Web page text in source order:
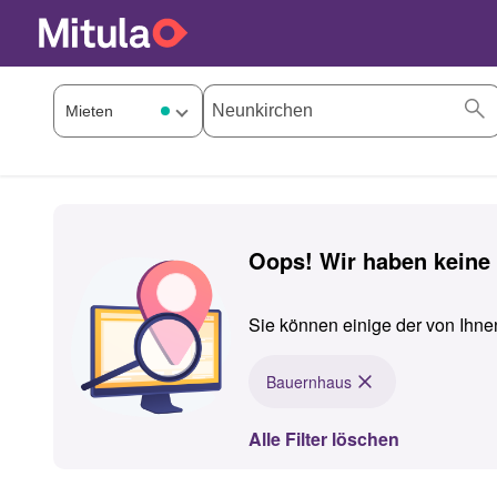
Oops! Wir haben
Sie können einige der von
Bauernhaus
Alle Filter löschen